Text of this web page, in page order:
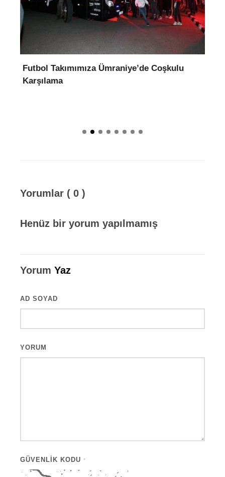
Futbol Takımımıza Ümraniye’de Coşkulu
Karşılama
Yorumlar ( 0 )
Henüz bir yorum yapılmamış
Yorum Yaz
AD SOYAD
YORUM
GÜVENLIK KODU *